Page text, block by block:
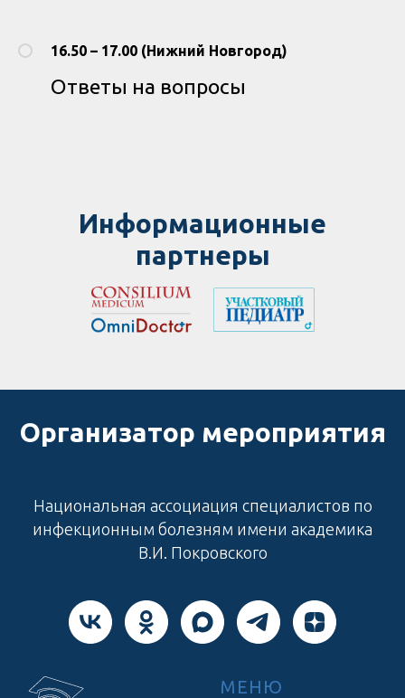
16.50 – 17.00 (Нижний Новгород)
Ответы на вопросы
Информационные
партнеры
Организатор мероприятия
Национальная ассоциация специалистов по
инфекционным болезням имени академика
В.И. Покровского
МЕНЮ